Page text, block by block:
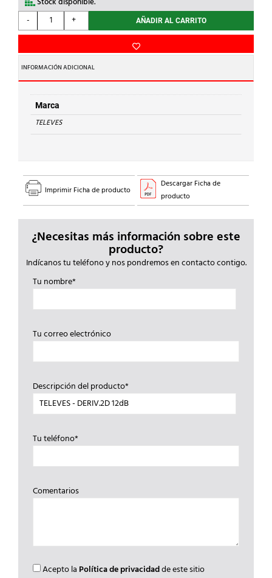
-
TELEVES
-
12dB
cantidad
+ AÑADIR AL CARRITO
INFORMACIÓN ADICIONAL
Marca
TELEVES
Imprimir Ficha de producto
Descargar Ficha de
producto
¿Necesitas más información sobre este
producto?
Indícanos tu teléfono y nos pondremos en contacto contigo.
Tu nombre*
Tu correo electrónico
Descripción del producto*
Tu teléfono*
Comentarios
Acepto la Política de privacidadde este sitio